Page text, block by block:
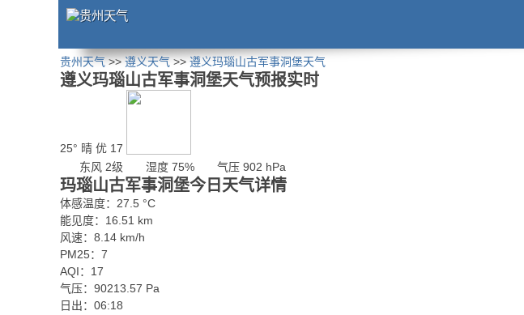
贵州天气>>遵义天气>>遵义玛瑙山古军事洞堡天气
遵义玛瑙山古军事洞堡天气预报实时
25° 晴 优 17
东风 2级
湿度 75% 气压 902 hPa
玛瑙山古军事洞堡今日天气详情
体感温度：27.5 °C
能见度：16.51 km
风速：8.14 km/h
PM25：7
AQI：17
气压：90213.57 Pa
日出：06:18